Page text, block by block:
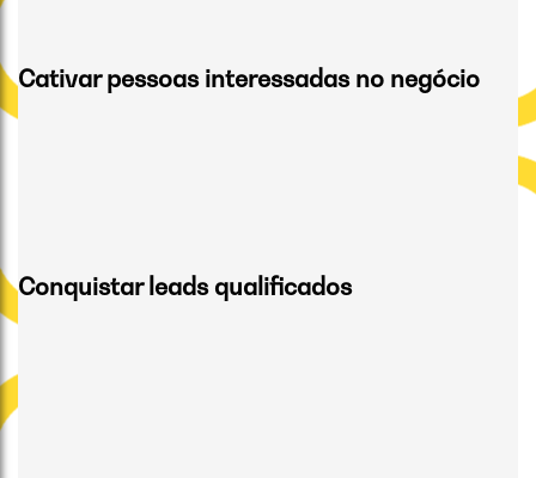
Cativar pessoas interessadas no negócio
Conquistar leads qualificados